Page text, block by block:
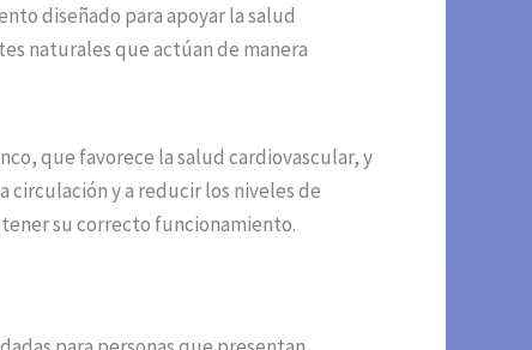
diseñado para apoyar la salud
naturales que actúan de manera
que favorece la salud cardiovascular, y
circulación y a reducir los niveles de
su correcto funcionamiento.